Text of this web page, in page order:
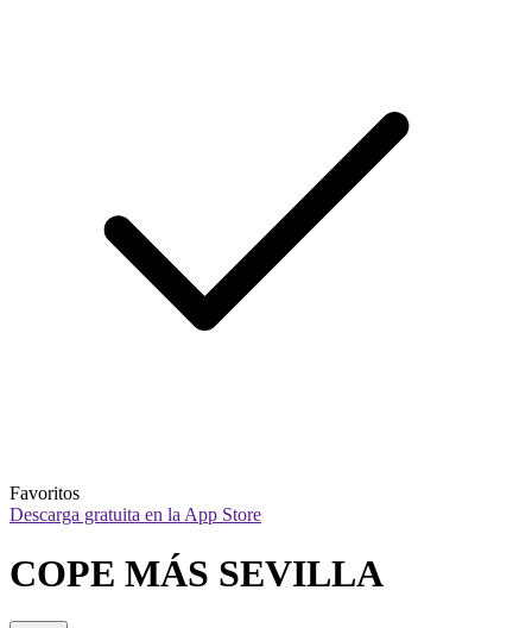
Favoritos
Descarga gratuita en la App Store
COPE MÁS SEVILLA